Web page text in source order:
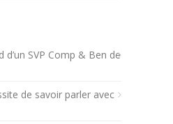
d’un SVP Comp & Ben de
de savoir parler avec